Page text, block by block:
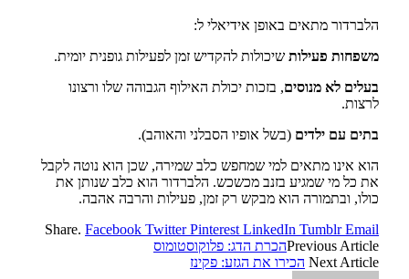
הלברדור מתאים באופן אידיאלי ל:
משפחות פעילות שיכולות להקדיש זמן לפעילות גופנית יומית.
בעלים לא מנוסים, בזכות יכולת האילוף הגבוהה שלו ורצונו
לרצות.
בתים עם ילדים (בשל אופיו הסבלני והאוהב).
הוא אינו מתאים למי שמחפש כלב שמירה, שכן הוא נוטה לקבל
את כל מי שמגיע בזנב מכשכש. הלברדור הוא כלב שנותן את
כולו, ובתמורה הוא מבקש רק זמן, פעילות והרבה אהבה.
Share. Facebook Twitter Pinterest LinkedIn Tumblr Email
Previous Articleהכרת הדג: פלוקוסטומוס
Next Article הכירו את הגזע: פקינז